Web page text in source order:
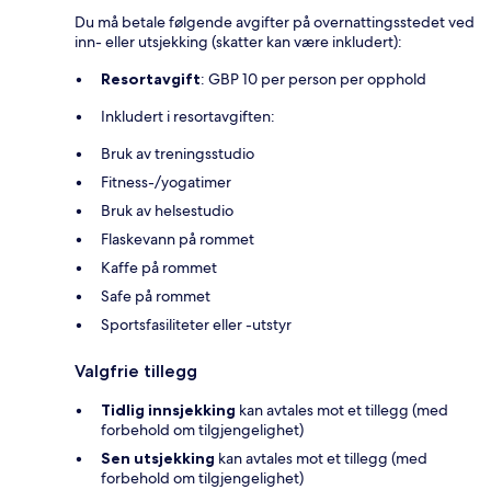
Du må betale følgende avgifter på overnattingsstedet ved
inn- eller utsjekking (skatter kan være inkludert):
Resortavgift: GBP 10 per person per opphold
Inkludert i resortavgiften:
Bruk av treningsstudio
Fitness-/yogatimer
Bruk av helsestudio
Flaskevann på rommet
Kaffe på rommet
Safe på rommet
Sportsfasiliteter eller -utstyr
Valgfrie tillegg
Tidlig innsjekking kan avtales mot et tillegg (med
forbehold om tilgjengelighet)
Sen utsjekking kan avtales mot et tillegg (med
forbehold om tilgjengelighet)